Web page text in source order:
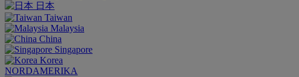
日本
Taiwan
Malaysia
China
Singapore
Korea
NORDAMERIKA